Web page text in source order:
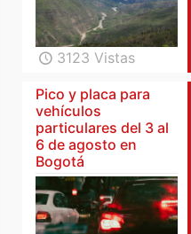
3123 Vistas
Pico y placa para
vehículos
particulares del 3 al
6 de agosto en
Bogotá